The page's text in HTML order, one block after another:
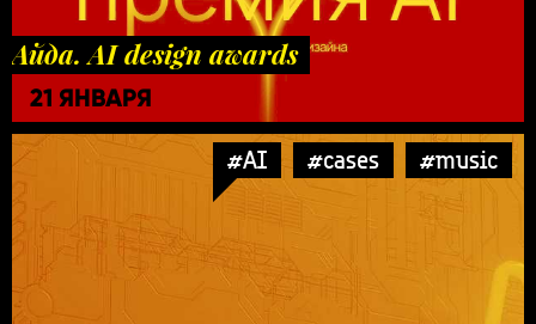
Айда. AI design awards
21 ЯНВАРЯ
#AI #cases #music